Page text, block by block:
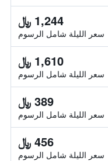
1,244 ﷼
سعر الليلة شامل الرسوم
1,610 ﷼
سعر الليلة شامل الرسوم
389 ﷼
سعر الليلة شامل الرسوم
456 ﷼
سعر الليلة شامل الرسوم